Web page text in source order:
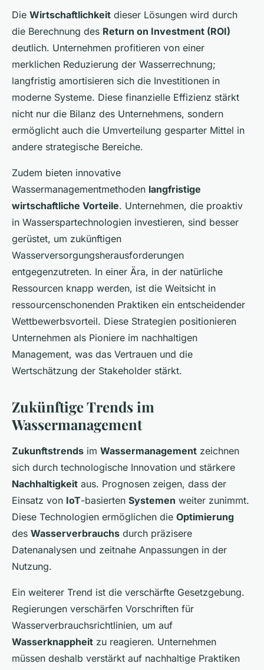
Die Wirtschaftlichkeit dieser Lösungen wird durch
die Berechnung des Return on Investment (ROI)
deutlich. Unternehmen profitieren von einer
merklichen Reduzierung der Wasserrechnung;
langfristig amortisieren sich die Investitionen in
moderne Systeme. Diese finanzielle Effizienz stärkt
nicht nur die Bilanz des Unternehmens, sondern
ermöglicht auch die Umverteilung gesparter Mittel in
andere strategische Bereiche.
Zudem bieten innovative
Wassermanagementmethoden langfristige
wirtschaftliche Vorteile. Unternehmen, die proaktiv
in Wasserspartechnologien investieren, sind besser
gerüstet, um zukünftigen
Wasserversorgungsherausforderungen
entgegenzutreten. In einer Ära, in der natürliche
Ressourcen knapp werden, ist die Weitsicht in
ressourcenschonenden Praktiken ein entscheidender
Wettbewerbsvorteil. Diese Strategien positionieren
Unternehmen als Pioniere im nachhaltigen
Management, was das Vertrauen und die
Wertschätzung der Stakeholder stärkt.
Zukünftige Trends im
Wassermanagement
Zukunftstrends im Wassermanagement zeichnen
sich durch technologische Innovation und stärkere
Nachhaltigkeit aus. Prognosen zeigen, dass der
Einsatz von IoT-basierten Systemen weiter zunimmt.
Diese Technologien ermöglichen die Optimierung
des Wasserverbrauchs durch präzisere
Datenanalysen und zeitnahe Anpassungen in der
Nutzung.
Ein weiterer Trend ist die verschärfte Gesetzgebung.
Regierungen verschärfen Vorschriften für
Wasserverbrauchsrichtlinien, um auf
Wasserknappheit zu reagieren. Unternehmen
müssen deshalb verstärkt auf nachhaltige Praktiken